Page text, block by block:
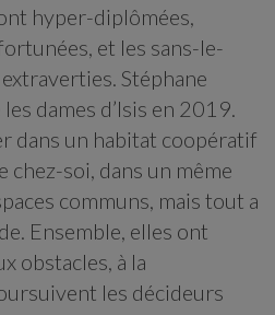
hyper-diplômées,
et les sans-le-
Stéphane
dames d’Isis en 2019.
dans un habitat coopératif
chez-soi, dans un même
communs, mais tout a
Ensemble, elles ont
obstacles, à la
les décideurs